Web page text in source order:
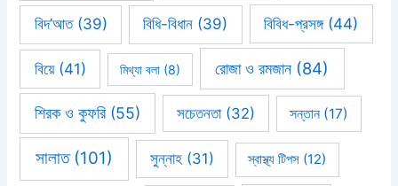
বিদ’আত(39) বিধি-বিধান (39) বিবিধ-প্রসঙ্গ(44)
বিয়ে(41) মিথ্যা বলা(8) রোজা ও রমজান (84)
শিরক ও কুফরি(55) সচেতনতা(32) সন্তান(17)
সালাত(101) সুন্নাহ (31) স্বাস্থ্য টিপস (12)